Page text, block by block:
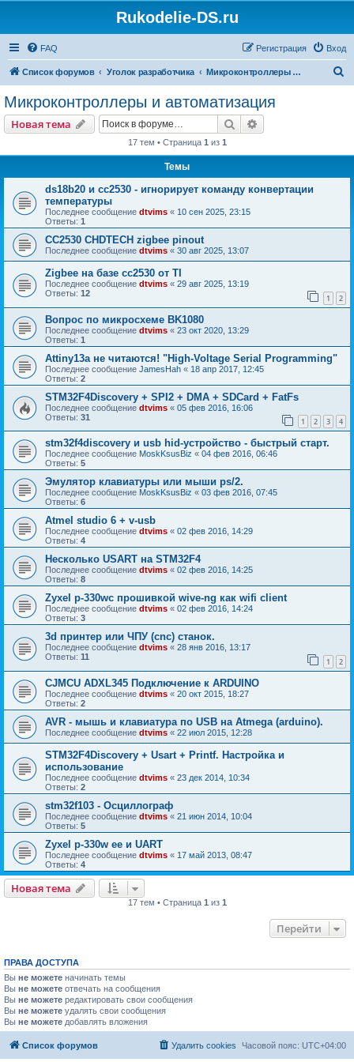
Rukodelie-DS.ru
FAQ Вход
Регистрация
Список форумов Уголок разработчика Микроконтроллеры и автоматизация
Микроконтроллеры и автоматизация
Новая тема Поиск
17 тем • Страница 1 из 1
Темы
ds18b20 и сс2530 - игнорирует команду конвертации
температуры
Последнее сообщение dtvims « 10 сен 2025, 23:15
Ответы: 1
CC2530 CHDTECH zigbee pinout
Последнее сообщение dtvims « 30 авг 2025, 13:07
Zigbee на базе cc2530 от TI
Последнее сообщение dtvims « 29 авг 2025, 13:19
Ответы: 12 1 2
Вопрос по микросхеме BK1080
Последнее сообщение dtvims « 23 окт 2020, 13:29
Ответы: 1
Attiny13a не читаются! "High-Voltage Serial Programming"
Последнее сообщение JamesHah « 18 апр 2017, 12:45
Ответы: 2
STM32F4Discovery + SPI2 + DMA + SDCard + FatFs
Последнее сообщение dtvims « 05 фев 2016, 16:06
Ответы: 31 1 2 3 4
stm32f4discovery и usb hid-устройство - быстрый старт.
Последнее сообщение MoskKsusBiz « 04 фев 2016, 06:46
Ответы: 5
Эмулятор клавиатуры или мыши ps/2.
Последнее сообщение MoskKsusBiz « 03 фев 2016, 07:45
Ответы: 6
Atmel studio 6 + v-usb
Последнее сообщение dtvims « 02 фев 2016, 14:29
Ответы: 4
Несколько USART на STM32F4
Последнее сообщение dtvims « 02 фев 2016, 14:25
Ответы: 8
Zyxel p-330wс прошивкой wive-ng как wifi client
Последнее сообщение dtvims « 02 фев 2016, 14:24
Ответы: 3
3d принтер или ЧПУ (cnc) станок.
Последнее сообщение dtvims « 28 янв 2016, 13:17
Ответы: 11 1 2
CJMCU ADXL345 Подключение к ARDUINO
Последнее сообщение dtvims « 20 окт 2015, 18:27
Ответы: 2
AVR - мышь и клавиатура по USB на Atmega (arduino).
Последнее сообщение dtvims « 22 июл 2015, 12:28
STM32F4Discovery + Usart + Printf. Настройка и
использование
Последнее сообщение dtvims « 23 дек 2014, 10:34
Ответы: 2
stm32f103 - Осциллограф
Последнее сообщение dtvims « 21 июн 2014, 10:04
Ответы: 5
Zyxel p-330w ee и UART
Последнее сообщение dtvims « 17 май 2013, 08:47
Ответы: 4
Новая тема
17 тем • Страница 1 из 1
Перейти
ПРАВА ДОСТУПА
Вы не можете начинать темы
Вы не можете отвечать на сообщения
Вы не можете редактировать свои сообщения
Вы не можете удалять свои сообщения
Вы не можете добавлять вложения
Список форумов Часовой пояс: UTC+04:00
Удалить cookies